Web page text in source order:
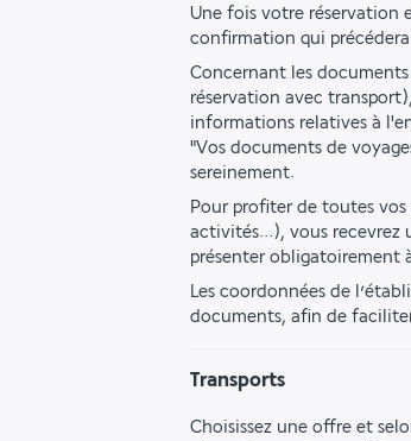
Une fois votre réservation
confirmation qui
Concernant les
réservation avec
informations relatives à
"Vos documents de
sereinement.
Pour profiter de toutes
activités...), vous recevrez
présenter obligatoirement
Les coordonnées de
documents, afin de
Transports
Choisissez une offre et